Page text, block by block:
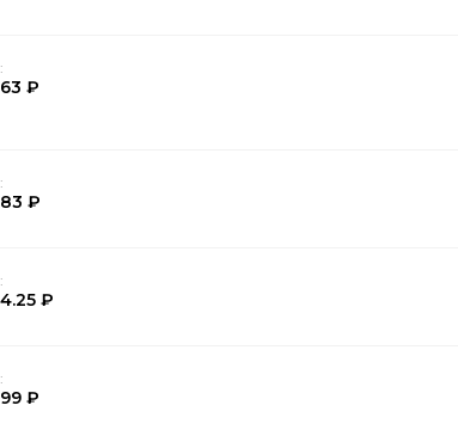
:
63 ₽
:
83 ₽
:
4.25 ₽
:
99 ₽